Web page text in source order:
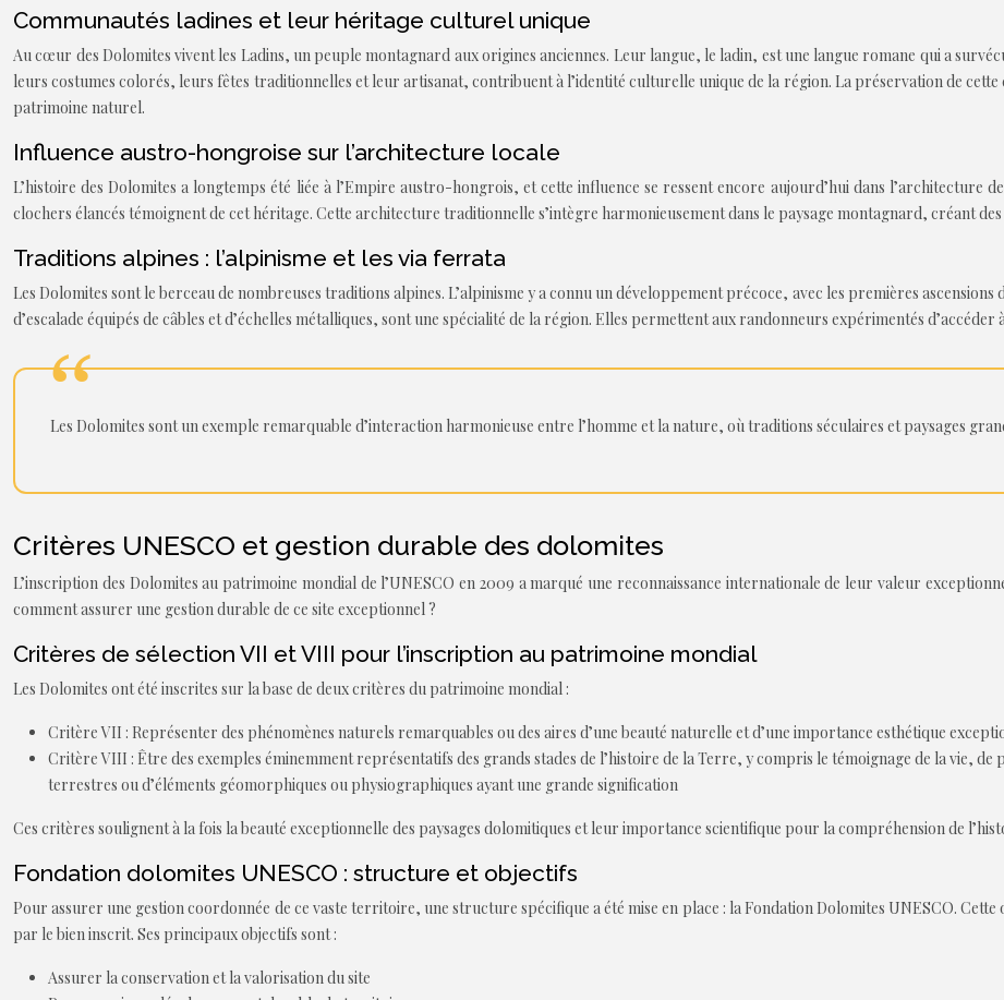
Communautés ladines et leur héritage culturel unique
Au cœur des Dolomites vivent les Ladins, un peuple montagnard aux origines anciennes. Leur langue, le ladin, est une langue romane qui a
leurs costumes colorés, leurs fêtes traditionnelles et leur artisanat, contribuent à l’identité culturelle unique de la région. La préservation de
patrimoine naturel.
Influence austro-hongroise sur l’architecture locale
L’histoire des Dolomites a longtemps été liée à l’Empire austro-hongrois, et cette influence se ressent encore aujourd’hui dans l’architecture
clochers élancés témoignent de cet héritage. Cette architecture traditionnelle s’intègre harmonieusement dans le paysage montagnard, créant
Traditions alpines : l’alpinisme et les via ferrata
Les Dolomites sont le berceau de nombreuses traditions alpines. L’alpinisme y a connu un développement précoce, avec les premières ascensions
d’escalade équipés de câbles et d’échelles métalliques, sont une spécialité de la région. Elles permettent aux randonneurs expérimentés
Les Dolomites sont un exemple remarquable d’interaction harmonieuse entre l’homme et la nature, où traditions séculaires et paysages
Critères UNESCO et gestion durable des dolomites
L’inscription des Dolomites au patrimoine mondial de l’UNESCO en 2009 a marqué une reconnaissance internationale de leur valeur
comment assurer une gestion durable de ce site exceptionnel ?
Critères de sélection VII et VIII pour l’inscription au patrimoine mondial
Les Dolomites ont été inscrites sur la base de deux critères du patrimoine mondial :
Critère VII : Représenter des phénomènes naturels remarquables ou des aires d’une beauté naturelle et d’une importance esthétique
Critère VIII : Être des exemples éminemment représentatifs des grands stades de l’histoire de la Terre, y compris le témoignage de la vie,
terrestres ou d’éléments géomorphiques ou physiographiques ayant une grande signification
Ces critères soulignent à la fois la beauté exceptionnelle des paysages dolomitiques et leur importance scientifique pour la compréhension de
Fondation dolomites UNESCO : structure et objectifs
Pour assurer une gestion coordonnée de ce vaste territoire, une structure spécifique a été mise en place : la Fondation Dolomites UNESCO.
par le bien inscrit. Ses principaux objectifs sont :
Assurer la conservation et la valorisation du site